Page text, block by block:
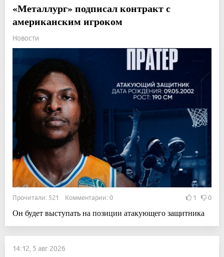
«Металлург» подписал контракт с
американским игроком
Новости
Прочитали: 521 Комментарии: 0 1 0
Он будет выступать на позиции атакующего защитника
14:12, 5 авг 2026